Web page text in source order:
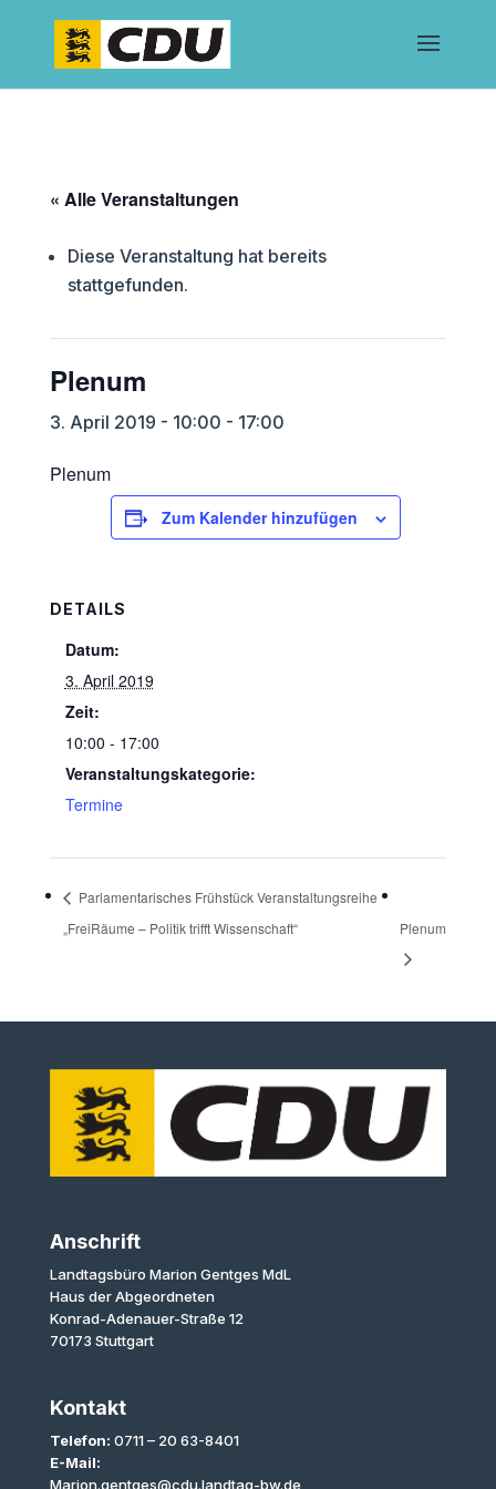
« Alle Veranstaltungen
Diese Veranstaltung hat bereits
stattgefunden.
Plenum
3. April 2019 - 10:00 - 17:00
Plenum
Zum Kalender hinzufügen
DETAILS
Datum:
3. April 2019
Zeit:
10:00 - 17:00
Veranstaltungskategorie:
Termine
Parlamentarisches Frühstück Veranstaltungsreihe
„FreiRäume – Politik trifft Wissenschaft“
Plenum
Anschrift
Landtagsbüro Marion Gentges MdL
Haus der Abgeordneten
Konrad-Adenauer-Straße 12
70173 Stuttgart
Kontakt
Telefon: 0711 – 20 63-8401
E-Mail:
Marion.gentges@cdu.landtag-bw.de